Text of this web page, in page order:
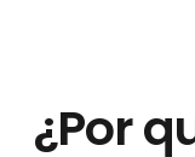
¿Por